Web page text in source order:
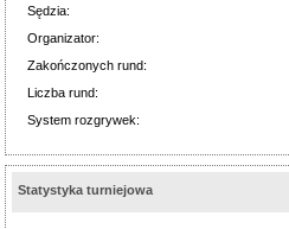
Sędzia:
Organizator:
Zakończonych rund:
Liczba rund:
System rozgrywek:
Statystyka turniejowa